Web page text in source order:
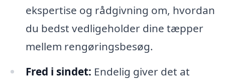
ekspertise og rådgivning om, hvordan
du bedst vedligeholder dine tæpper
mellem rengøringsbesøg.
Fred i sindet: Endelig giver det at